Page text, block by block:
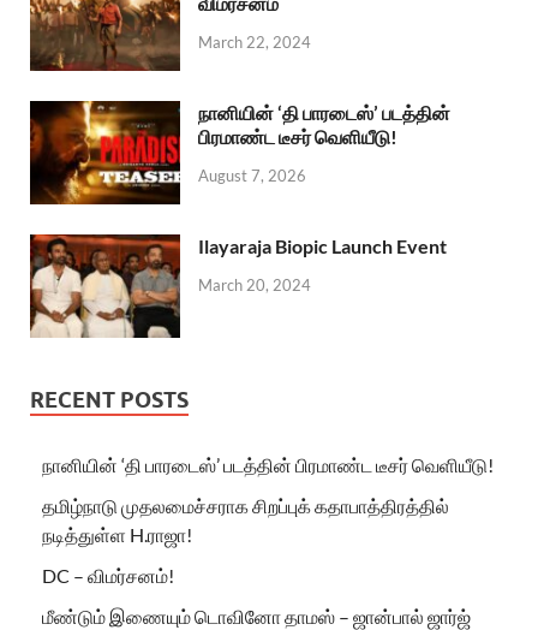
March 22, 2024
நானியின் ‘தி பாரடைஸ்’ படத்தின்
பிரமாண்ட டீசர் வெளியீடு!
August 7, 2026
Ilayaraja Biopic Launch Event
March 20, 2024
RECENT POSTS
நானியின் ‘தி பாரடைஸ்’ படத்தின் பிரமாண்ட டீசர் வெளியீடு!
தமிழ்நாடு முதலமைச்சராக சிறப்புக் கதாபாத்திரத்தில்
நடித்துள்ள H.ராஜா!
DC – விமர்சனம்!
மீண்டும் இணையும் டொவினோ தாமஸ் – ஜான்பால் ஜார்ஜ்